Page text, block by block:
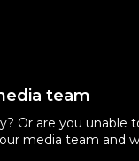
team
Or are you unable
media team and